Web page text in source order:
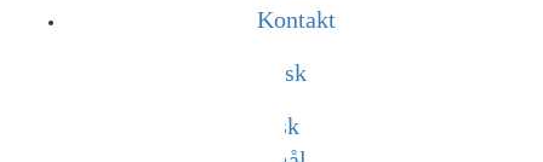
Kontakt